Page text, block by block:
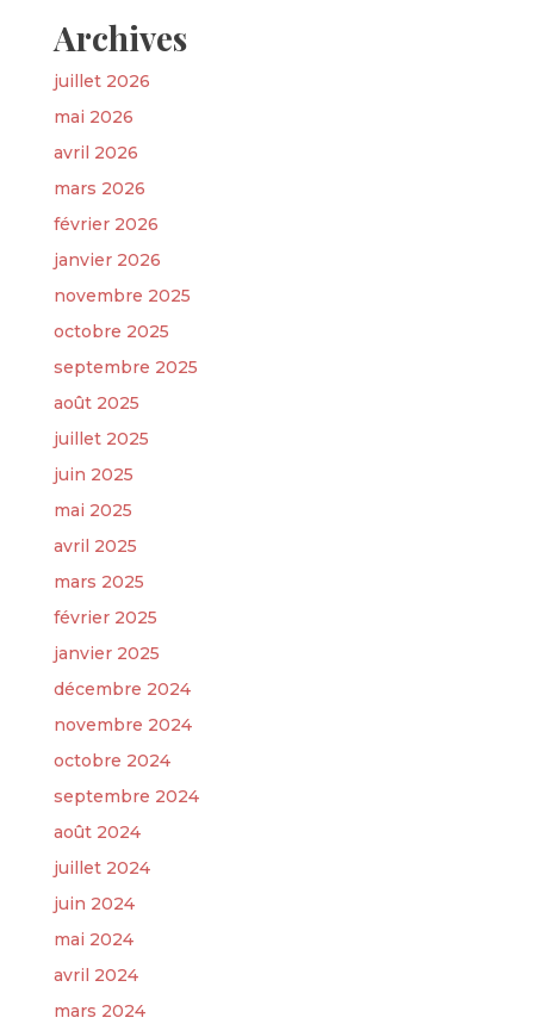
Archives
juillet 2026
mai 2026
avril 2026
mars 2026
février 2026
janvier 2026
novembre 2025
octobre 2025
septembre 2025
août 2025
juillet 2025
juin 2025
mai 2025
avril 2025
mars 2025
février 2025
janvier 2025
décembre 2024
novembre 2024
octobre 2024
septembre 2024
août 2024
juillet 2024
juin 2024
mai 2024
avril 2024
mars 2024